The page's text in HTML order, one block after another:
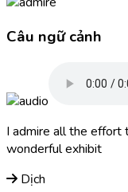
Câu ngữ cảnh
I admire all the effort
wonderful exhibit
Dịch